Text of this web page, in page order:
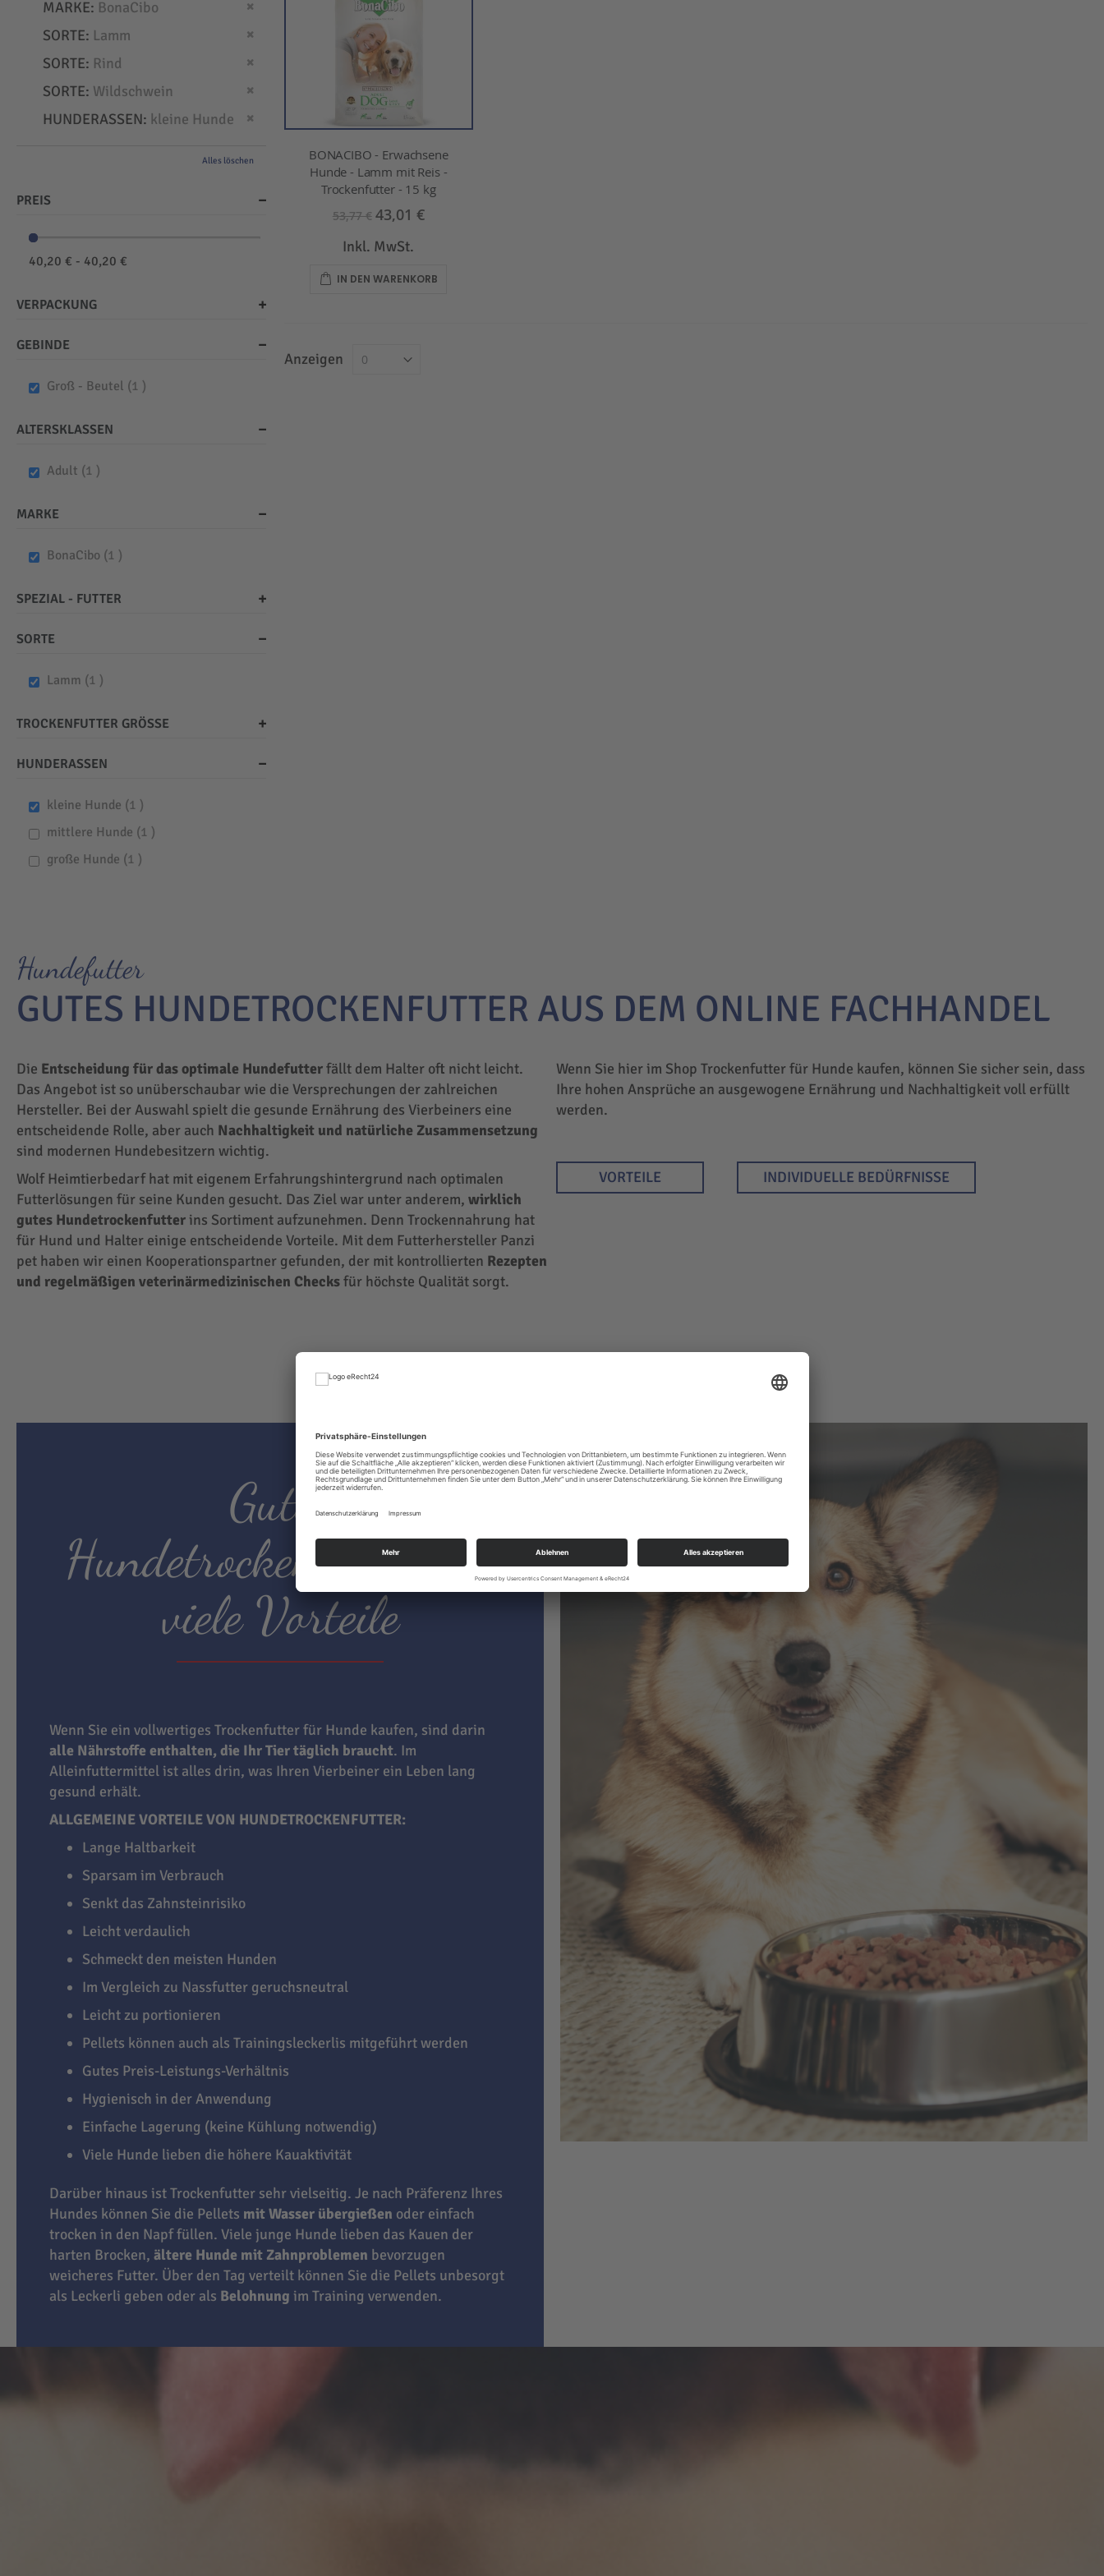
BONACIBO - Erwachsene
Hunde - Lamm mit Reis -
Trockenfutter - 15 kg
53,77 € 43,01 €
Inkl. MwSt.
IN DEN WARENKORB
Anzeigen
MARKE BonaCibo
SORTE Lamm
SORTE Rind
SORTE Wildschwein
HUNDERASSEN kleine Hunde
Alles löschen
PREIS
40,20 € - 40,20 €
VERPACKUNG
GEBINDE
Groß - Beutel 1 item
ALTERSKLASSEN
Adult 1 item
MARKE
BonaCibo 1 item
SPEZIAL - FUTTER
SORTE
Lamm 1 item
TROCKENFUTTER GRÖSSE
HUNDERASSEN
kleine Hunde 1 item
mittlere Hunde 1 item
große Hunde 1 item
Hundefutter
GUTES HUNDETROCKENFUTTER AUS DEM ONLINE FACHHANDEL
Die Entscheidung für das optimale Hundefutterfällt dem Halter oft nicht leicht.
Das Angebot ist so unüberschaubar wie die Versprechungen der zahlreichen
Hersteller. Bei der Auswahl spielt die gesunde Ernährung des Vierbeiners eine
entscheidende Rolle, aber auch Nachhaltigkeit und natürliche Zusammensetzung
sind modernen Hundebesitzern wichtig.
Wolf Heimtierbedarf hat mit eigenem Erfahrungshintergrund nach optimalen
Futterlösungen für seine Kunden gesucht. Das Ziel war unter anderem, wirklich
gutes Hundetrockenfutter ins Sortiment aufzunehmen. Denn Trockennahrung hat
für Hund und Halter einige entscheidende Vorteile. Mit dem Futterhersteller Panzi
pet haben wir einen Kooperationspartner gefunden, der mit kontrollierten Rezepten
und regelmäßigen veterinärmedizinischen Checksfür höchste Qualität sorgt.
Wenn Sie hier im Shop Trockenfutter für Hunde kaufen, können Sie sicher sein, dass
Ihre hohen Ansprüche an ausgewogene Ernährung und Nachhaltigkeit voll erfüllt
werden.
VORTEILE INDIVIDUELLE BEDÜRFNISSE
Gutes
Hundetrockenfutter hat
viele Vorteile
Wenn Sie ein vollwertiges Trockenfutter für Hunde kaufen, sind darin
alle Nährstoffe enthalten, die Ihr Tier täglich braucht. Im
Alleinfuttermittel ist alles drin, was Ihren Vierbeiner ein Leben lang
gesund erhält.
ALLGEMEINE VORTEILE VON HUNDETROCKENFUTTER:
Lange Haltbarkeit
Sparsam im Verbrauch
Senkt das Zahnsteinrisiko
Leicht verdaulich
Schmeckt den meisten Hunden
Im Vergleich zu Nassfutter geruchsneutral
Leicht zu portionieren
Pellets können auch als Trainingsleckerlis mitgeführt werden
Gutes Preis-Leistungs-Verhältnis
Hygienisch in der Anwendung
Einfache Lagerung (keine Kühlung notwendig)
Viele Hunde lieben die höhere Kauaktivität
Darüber hinaus ist Trockenfutter sehr vielseitig. Je nach Präferenz Ihres
Hundes können Sie die Pellets mit Wasser übergießen oder einfach
trocken in den Napf füllen. Viele junge Hunde lieben das Kauen der
harten Brocken, ältere Hunde mit Zahnproblemen bevorzugen
weicheres Futter. Über den Tag verteilt können Sie die Pellets unbesorgt
als Leckerli geben oder als Belohnung im Training verwenden.